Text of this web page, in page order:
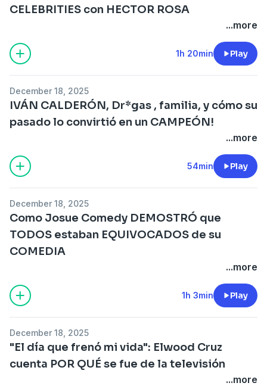
CELEBRITIES con HECTOR ROSA
...more
1h 20min Play
December 18, 2025
IVÁN CALDERÓN, Dr*gas , familia, y cómo su
pasado lo convirtió en un CAMPEÓN!
...more
54min Play
December 18, 2025
Como Josue Comedy DEMOSTRÓ que
TODOS estaban EQUIVOCADOS de su
COMEDIA
...more
1h 3min Play
December 18, 2025
"El día que frenó mi vida": Elwood Cruz
cuenta POR QUÉ se fue de la televisión
...more